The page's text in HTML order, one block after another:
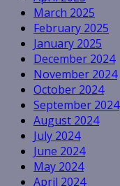
March 2025
February 2025
January 2025
December 2024
November 2024
October 2024
September 2024
August 2024
July 2024
June 2024
May 2024
April 2024